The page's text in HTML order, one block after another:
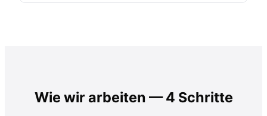
Wie wir arbeiten — 4 Schritte